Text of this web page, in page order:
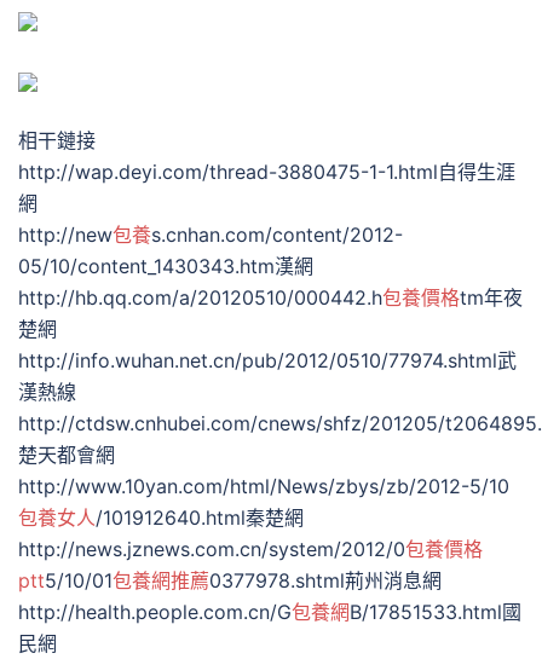
相干鏈接
http://wap.deyi.com/thread-3880475-1-1.html自得生涯
網
http://new包養s.cnhan.com/content/2012-
05/10/content_1430343.htm漢網
http://hb.qq.com/a/20120510/000442.h包養價格tm年夜
楚網
http://info.wuhan.net.cn/pub/2012/0510/77974.shtml武
漢熱線
http://ctdsw.cnhubei.com/cnews/shfz/201205/
楚天都會網
http://www.10yan.com/html/News/zbys/zb/2012-5/10
包養女人/101912640.html秦楚網
http://news.jznews.com.cn/system/2012/0包養價格
ptt5/10/01包養網推薦0377978.shtml荊州消息網
http://health.people.com.cn/G包養網B/17851533.html國
民網